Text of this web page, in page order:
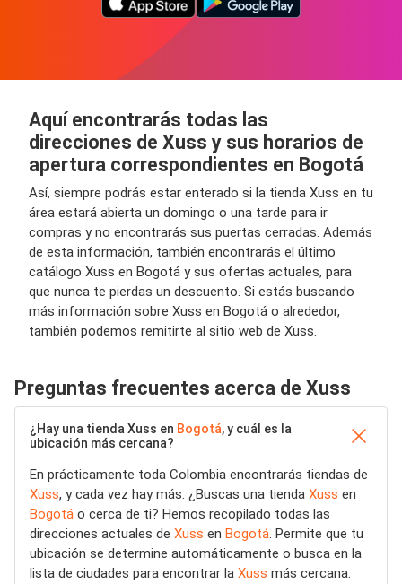
Aquí encontrarás todas las
direcciones de Xuss y sus horarios de
apertura correspondientes en Bogotá
Así, siempre podrás estar enterado si la tienda Xuss en tu
área estará abierta un domingo o una tarde para ir
compras y no encontrarás sus puertas cerradas. Además
de esta información, también encontrarás el último
catálogo Xuss en Bogotá y sus ofertas actuales, para
que nunca te pierdas un descuento. Si estás buscando
más información sobre Xuss en Bogotá o alrededor,
también podemos remitirte al sitio web de Xuss.
Preguntas frecuentes acerca de Xuss
¿Hay una tienda Xuss en Bogotá, y cuál es la
ubicación más cercana?
En prácticamente toda Colombia encontrarás tiendas de
Xuss, y cada vez hay más. ¿Buscas una tienda Xuss en
Bogotá o cerca de ti? Hemos recopilado todas las
direcciones actuales de Xuss en Bogotá. Permite que tu
ubicación se determine automáticamente o busca en la
lista de ciudades para encontrar la Xuss más cercana.